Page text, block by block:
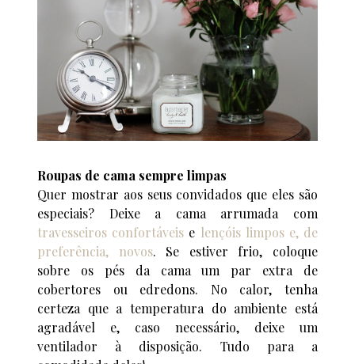
Roupas de cama sempre limpas
Quer mostrar aos seus convidados que eles são
especiais? Deixe a cama arrumada com
travesseiros confortáveis e lençóis limpos e, de
preferência, novos. Se estiver frio, coloque
sobre os pés da cama um par extra de
cobertores ou edredons. No calor, tenha
certeza que a temperatura do ambiente está
agradável e, caso necessário, deixe um
ventilador à disposição. Tudo para a